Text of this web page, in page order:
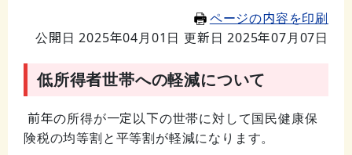
ページの内容を印刷
公開日 2025年04月01日 更新日 2025年07月07日
低所得者世帯への軽減について
前年の所得が一定以下の世帯に対して国民健康保
険税の均等割と平等割が軽減になります。